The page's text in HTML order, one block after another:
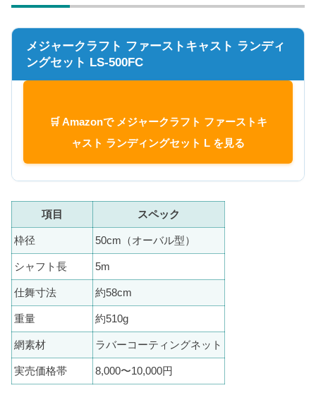
メジャークラフト ファーストキャスト ランディ
ングセット LS-500FC
🛒 Amazonで メジャークラフト ファーストキ
ャスト ランディングセット L を見る
項目 スペック
枠径 50cm（オーバル型）
シャフト長 5m
仕舞寸法 約58cm
重量 約510g
網素材 ラバーコーティングネット
実売価格帯 8,000〜10,000円